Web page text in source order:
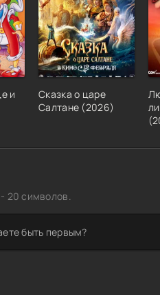
и
Сказка о царе
Салтане (2026)
20 символов.
быть первым?